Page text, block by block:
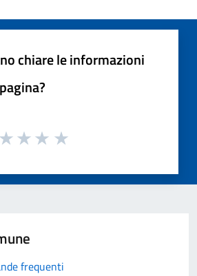
chiare le informazioni
frequenti